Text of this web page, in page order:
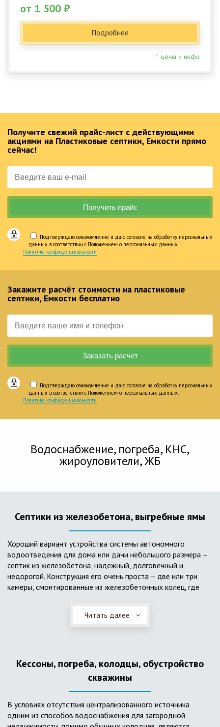
от 1 500 ₽
Подробнее
↑ цены и инфо
Получите свежий прайс-лист с действующими
акциями на Пластиковые септики, Емкости прямо
сейчас!
Подтверждаю ознакомление и даю согласие на обработку персональных
данных в соответствии с Положением о персональных данных.
Политика конфиденциальности
Закажите расчёт стоимости на пластиковые
септики, Емкости бесплатно
Подтверждаю ознакомление и даю согласие на обработку персональных
данных в соответствии с Положением о персональных данных.
Политика конфиденциальности
Водоснабжение, погреба, КНС,
жироуловители, ЖБ
Септики из железобетона, выгребные ямы
Хороший вариант устройства системы автономного
водоотведения для дома или дачи небольшого размера –
септик из железобетона, надежный, долговечный и
недорогой. Конструкция его очень проста – две или три
камеры, смонтированные из железобетонных колец, где
слой дренажа, устроенный из щебня и песка. Для септика
требуется только очищение через определенное время
большую прочность по сравнению с пластиковыми
Читать далее
Кессоны, погреба, колодцы, обустройство
скважины
В условиях отсутствия централизованного источника
одним из способов водоснабжения для загородной